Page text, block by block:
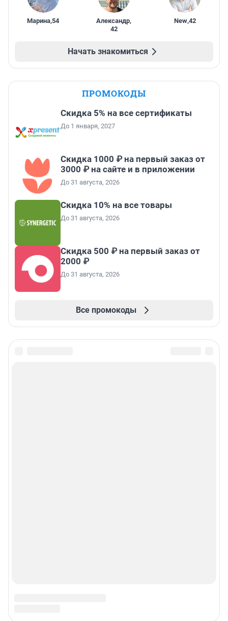
Марина,54 Александр,
42
New,42
Начать знакомиться
ПРОМОКОДЫ
Скидка 5% на все сертификаты
До 1 января, 2027
Скидка 1000 ₽ на первый заказ от
3000 ₽ на сайте и в приложении
До 31 августа, 2026
Скидка 10% на все товары
До 31 августа, 2026
Скидка 500 ₽ на первый заказ от
2000 ₽
До 31 августа, 2026
Все промокоды